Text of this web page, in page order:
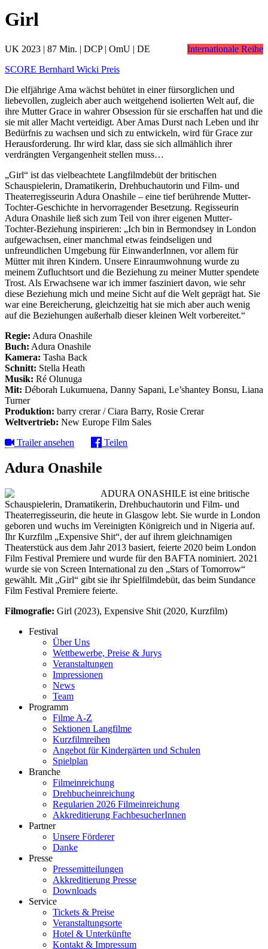
Girl
UK 2023 | 87 Min. | DCP | OmU | DE
Internationale Reihe
SCORE Bernhard Wicki Preis
Die elfjährige Ama wächst behütet in einer fürsorglichen und
liebevollen, zugleich aber auch weitgehend isolierten Welt auf, die
ihre Mutter Grace in wahrer Obsession für sie erschaffen hat und die
sie mit aller Macht verteidigt. Aber Amas Durst nach Leben und ihr
Bedürfnis zu wachsen und sich zu entwickeln, wird für Grace zur
Herausforderung. Ihr wird klar, dass sie sich allmählich ihrer
verdrängten Vergangenheit stellen muss…
„Girl“ ist das vielbeachtete Langfilmdebüt der britischen
Schauspielerin, Dramatikerin, Drehbuchautorin und Film- und
Theaterregisseurin Adura Onashile – eine tief berührende Mutter-
Tochter-Geschichte in hervorragender Besetzung. Regisseurin
Adura Onashile ließ sich zum Teil von ihrer eigenen Mutter-
Tochter-Beziehung inspirieren: „Ich bin in Bermondsey in London
aufgewachsen, einer manchmal etwas feindseligen und
unfreundlichen Umgebung für EinwanderInnen, vor allem für
Mütter mit ihren Kindern. Unsere Einraumwohnung wurde zu
meinem Zufluchtsort und die Beziehung zu meiner Mutter spendete
Trost. Als Erwachsene war ich immer fasziniert davon, wie sehr
diese Beziehung mich und meine Sicht auf die Welt geprägt hat. Sie
war eine Bereicherung, gleichzeitig hat sie mich aber auch wenig
auf die Beziehungen außerhalb dieser kleinen Welt vorbereitet.“
Regie: Adura Onashile
Buch: Adura Onashile
Kamera: Tasha Back
Schnitt: Stella Heath
Musik: Ré Olunuga
Mit: Déborah Lukumuena, Danny Sapani, Le’shantey Bonsu, Liana
Turner
Produktion: barry crerar / Ciara Barry, Rosie Crerar
Weltvertrieb: New Europe Film Sales
Trailer ansehen
Teilen
Adura Onashile
ADURA ONASHILE ist eine britische
Schauspielerin, Dramatikerin, Drehbuchautorin und Film- und
Theaterregisseurin, die heute in Glasgow lebt. Sie wurde in London
geboren und wuchs im Vereinigten Königreich und in Nigeria auf.
Ihr Kurzfilm „Expensive Shit“, der auf ihrem gleichnamigen
Theaterstück aus dem Jahr 2013 basiert, feierte 2020 beim London
Film Festival Premiere und wurde für den BAFTA nominiert. 2021
wurde sie von Screen International zu den „Stars of Tomorrow“
gewählt. Mit „Girl“ gibt sie ihr Spielfilmdebüt, das beim Sundance
Film Festival Premiere feierte.
Filmografie: Girl (2023), Expensive Shit (2020, Kurzfilm)
Festival
Über Uns
Wettbewerbe, Preise & Jurys
Veranstaltungen
Impressionen
News
Team
Programm
Filme A-Z
Sektionen Langfilme
Kurzfilmreihen
Angebot für Kindergärten und Schulen
Spielplan
Branche
Filmeinreichung
Drehbucheinreichung
Regularien 2026 Filmeinreichung
Akkreditierung FachbesucherInnen
Partner
Unsere Förderer
Danke
Presse
Pressemitteilungen
Akkreditierung Presse
Downloads
Service
Tickets & Preise
Veranstaltungsorte
Hotel & Unterkünfte
Kontakt & Impressum